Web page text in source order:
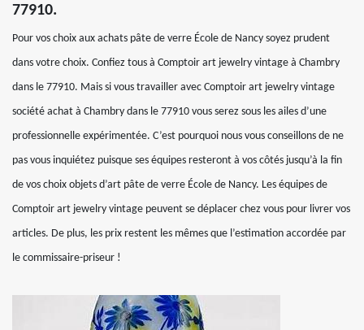
77910.
Pour vos choix aux achats pâte de verre École de Nancy soyez prudent
dans votre choix. Confiez tous à Comptoir art jewelry vintage à Chambry
dans le 77910. Mais si vous travailler avec Comptoir art jewelry vintage
société achat à Chambry dans le 77910 vous serez sous les ailes d’une
professionnelle expérimentée. C’est pourquoi nous vous conseillons de ne
pas vous inquiétez puisque ses équipes resteront à vos côtés jusqu’à la fin
de vos choix objets d’art pâte de verre École de Nancy. Les équipes de
Comptoir art jewelry vintage peuvent se déplacer chez vous pour livrer vos
articles. De plus, les prix restent les mêmes que l’estimation accordée par
le commissaire-priseur !